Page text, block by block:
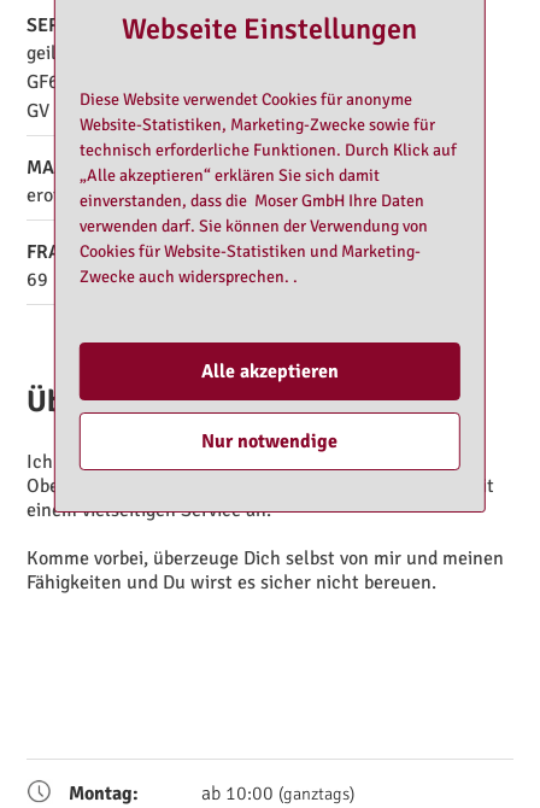
Webseite Einstellungen
Diese Website verwendet Cookies für anonyme
Website-Statistiken, Marketing-Zwecke sowie für
technisch erforderliche Funktionen. Durch Klick auf
„Alle akzeptieren“ erklären Sie sich damit
einverstanden, dass die Moser GmbH Ihre Daten
verwenden darf. Sie können der Verwendung von
Cookies für Website-Statistiken und Marketing-
Zwecke auch widersprechen. .
Alle akzeptieren
Nur notwendige
SERVICES
geiles Vorspiel
GF6
GV
MASSAGE
erotische Massage
FRANZ.
69
Französisch
Über Julia
Ich habe einen schönen Körper mit einer schönen
Oberweite und biete Dir ein scharfes erotisches Date mit
einem vielseitigen Service an.
Komme vorbei, überzeuge Dich selbst von mir und meinen
Fähigkeiten und Du wirst es sicher nicht bereuen.
Montag: ab 10:00 (ganztags)